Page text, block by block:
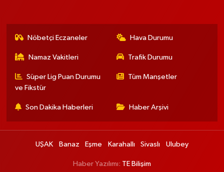
Nöbetçi Eczaneler Hava Durumu
Namaz Vakitleri Trafik Durumu
Süper Lig Puan Durumu
ve Fikstür
Tüm Manşetler
Son Dakika Haberleri Haber Arşivi
UŞAK Banaz Eşme Karahallı Sivaslı Ulubey
Haber Yazılımı: TE Bilişim